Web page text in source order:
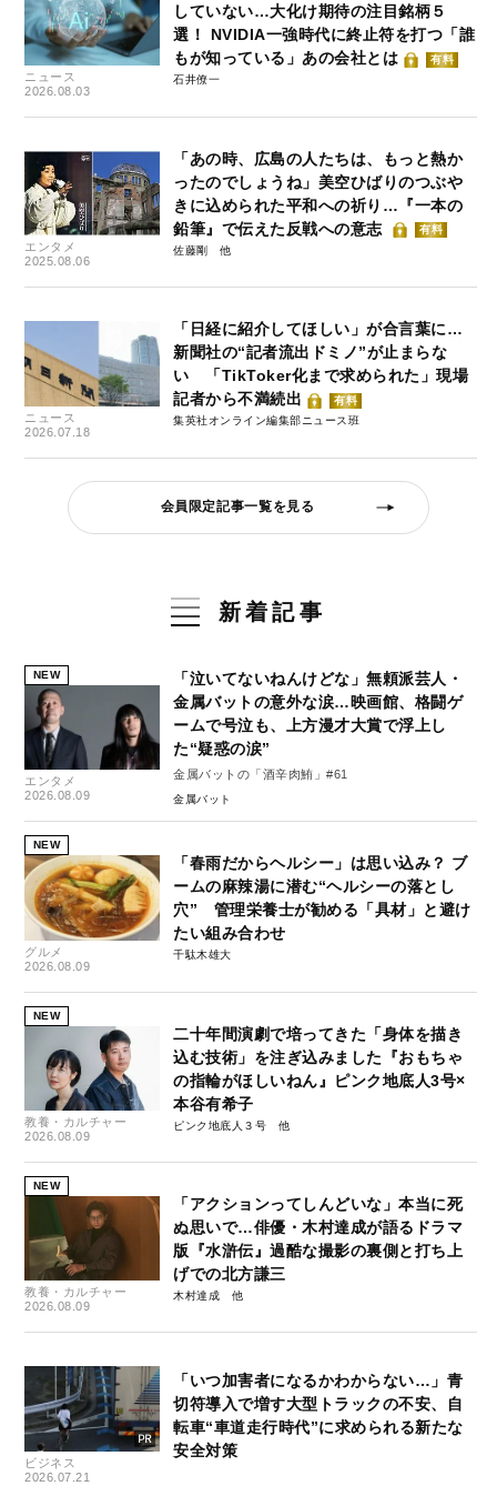
ニュース
2026.08.03
していない…大化け期待の注目銘柄５
選！ NVIDIA一強時代に終止符を打つ「誰
もが知っている」あの会社とは
有料
石井僚一
エンタメ
2025.08.06
「あの時、広島の人たちは、もっと熱か
ったのでしょうね」美空ひばりのつぶや
きに込められた平和への祈り…『一本の
鉛筆』で伝えた反戦への意志
有料
佐藤剛
ニュース
2026.07.18
「日経に紹介してほしい」が合言葉に…
新聞社の“記者流出ドミノ”が止まらな
い 「TikToker化まで求められた」現場
記者から不満続出
有料
集英社オンライン編集部ニュース班
会員限定記事一覧を見る
新着記事
NEW
エンタメ
2026.08.09
「泣いてないねんけどな」無頼派芸人・
金属バットの意外な涙…映画館、格闘ゲ
ームで号泣も、上方漫才大賞で浮上し
た“疑惑の涙”
金属バットの「酒辛肉鮪」#61
金属バット
NEW
グルメ
2026.08.09
「春雨だからヘルシー」は思い込み？ ブ
ームの麻辣湯に潜む“ヘルシーの落とし
穴” 管理栄養士が勧める「具材」と避け
たい組み合わせ
千駄木雄大
NEW
教養・カルチャー
2026.08.09
二十年間演劇で培ってきた「身体を描き
込む技術」を注ぎ込みました『おもちゃ
の指輪がほしいねん』ピンク地底人3号×
本谷有希子
ピンク地底人３号
NEW
教養・カルチャー
2026.08.09
「アクションってしんどいな」本当に死
ぬ思いで…俳優・木村達成が語るドラマ
版『水滸伝』過酷な撮影の裏側と打ち上
げでの北方謙三
木村達成
ビジネス
2026.07.21
「いつ加害者になるかわからない…」青
切符導入で増す大型トラックの不安、自
転車“車道走行時代”に求められる新たな
安全対策